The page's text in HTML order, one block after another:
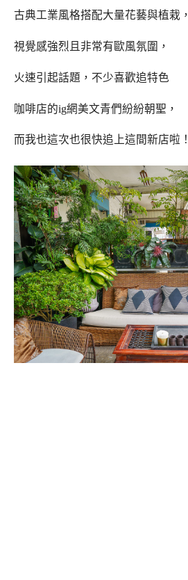
古典工業風格搭配大量花藝與植栽，
視覺感強烈且非常有歐風氛圍，
火速引起話題，不少喜歡追特色
咖啡店的ig網美文青們紛紛朝聖，
而我也這次也很快追上這間新店啦！